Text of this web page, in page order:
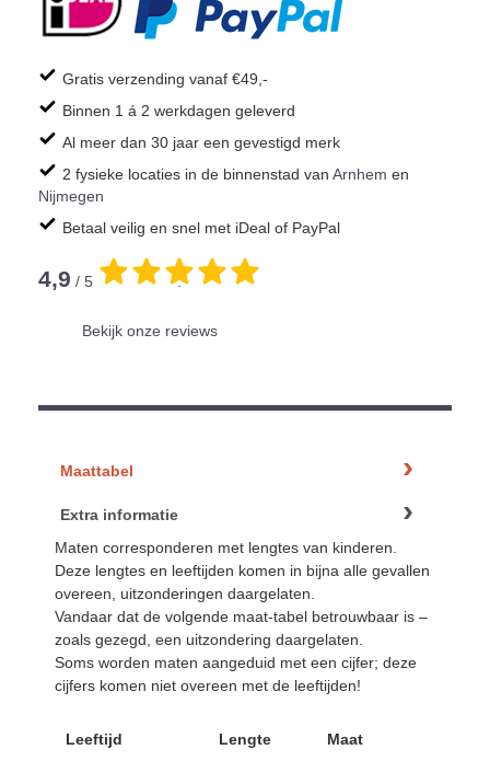
Gratis verzending vanaf €49,-
Binnen 1 á 2 werkdagen geleverd
Al meer dan 30 jaar een gevestigd merk
2 fysieke locaties in de binnenstad van Arnhem en
Nijmegen
Betaal veilig en snel met iDeal of PayPal
4,9 / 5 .
Bekijk onze reviews
Maattabel
Extra informatie
Maten corresponderen met lengtes van kinderen.
Deze lengtes en leeftijden komen in bijna alle gevallen
overeen, uitzonderingen daargelaten.
Vandaar dat de volgende maat-tabel betrouwbaar is –
zoals gezegd, een uitzondering daargelaten.
Soms worden maten aangeduid met een cijfer; deze
cijfers komen niet overeen met de leeftijden!
Leeftijd Lengte
Maat